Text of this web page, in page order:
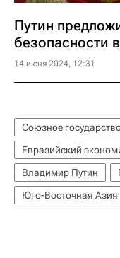
Путин
безопасности
14 июня 2024, 12:31
Союзное
Евразийский
Владимир Путин
Юго-Восточная Азия